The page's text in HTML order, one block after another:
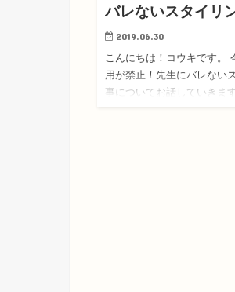
バレないスタイリ
2019.06.30
こんにちは！コウキです。
用が禁止！先生にバレない
事についてお話していき